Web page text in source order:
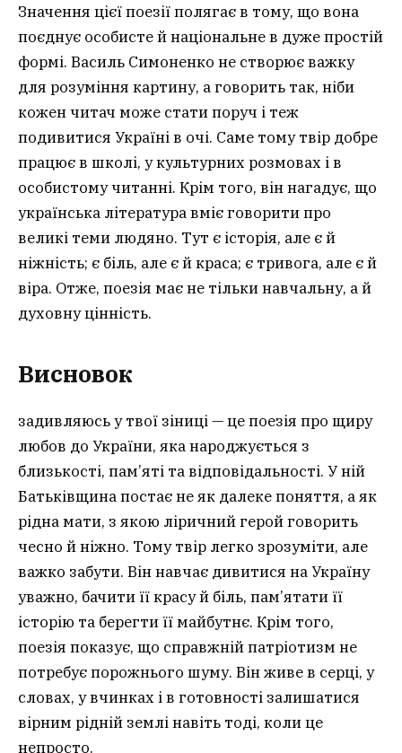
Значення цієї поезії полягає в тому, що вона
поєднує особисте й національне в дуже простій
формі. Василь Симоненко не створює важку
для розуміння картину, а говорить так, ніби
кожен читач може стати поруч і теж
подивитися Україні в очі. Саме тому твір добре
працює в школі, у культурних розмовах і в
особистому читанні. Крім того, він нагадує, що
українська література вміє говорити про
великі теми людяно. Тут є історія, але є й
ніжність; є біль, але є й краса; є тривога, але є й
віра. Отже, поезія має не тільки навчальну, а й
духовну цінність.
Висновок
задивляюсь у твої зіниці — це поезія про щиру
любов до України, яка народжується з
близькості, пам’яті та відповідальності. У ній
Батьківщина постає не як далеке поняття, а як
рідна мати, з якою ліричний герой говорить
чесно й ніжно. Тому твір легко зрозуміти, але
важко забути. Він навчає дивитися на Україну
уважно, бачити її красу й біль, пам’ятати її
історію та берегти її майбутнє. Крім того,
поезія показує, що справжній патріотизм не
потребує порожнього шуму. Він живе в серці, у
словах, у вчинках і в готовності залишатися
вірним рідній землі навіть тоді, коли це
непросто.